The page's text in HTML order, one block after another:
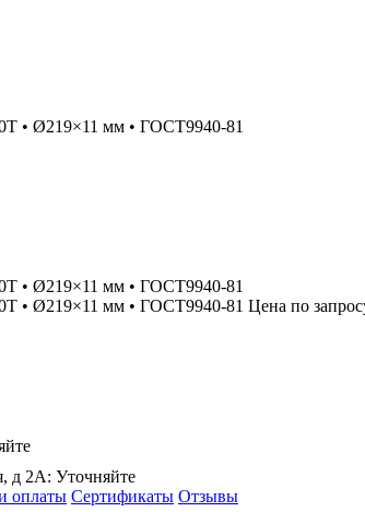
• Ø219×11 мм • ГОСТ9940-81
• Ø219×11 мм • ГОСТ9940-81
• Ø219×11 мм • ГОСТ9940-81 Цена по
д 2А: Уточняйте
оплаты Сертификаты Отзывы